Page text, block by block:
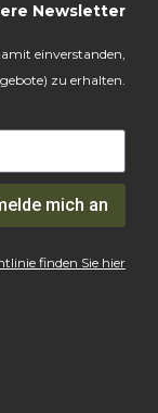
Newsletter
einverstanden,
zu erhalten.
mich an
finden Sie hier